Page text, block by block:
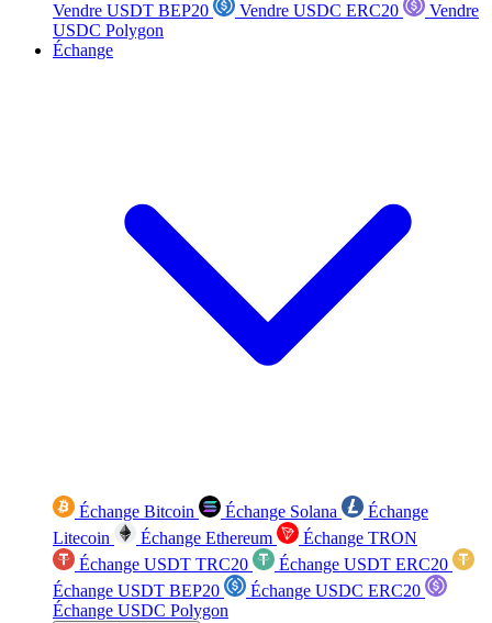
Vendre USDT BEP20
Vendre USDC ERC20
Vendre
USDC Polygon
Échange
Échange Bitcoin Échange Solana
Échange
Litecoin
Échange Ethereum
Échange TRON
Échange USDT TRC20
Échange USDT ERC20
Échange USDT BEP20
Échange USDC ERC20
Échange USDC Polygon